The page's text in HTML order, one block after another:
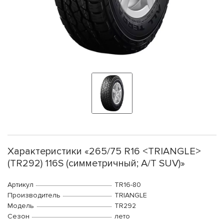
Характеристики «265/75 R16 <TRIANGLE>
(TR292) 116S (симметричный; A/T SUV)»
Артикул
TR16-80
Производитель
TRIANGLE
Модель
TR292
Сезон
лето